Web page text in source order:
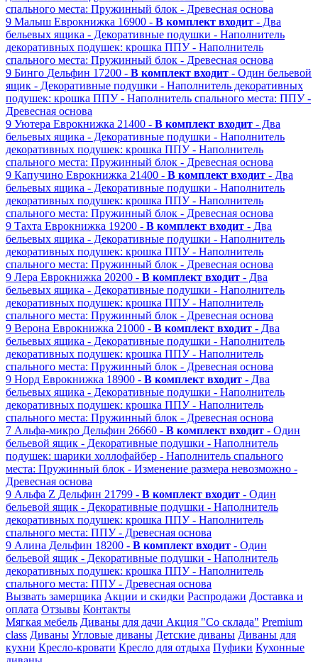
спального места: Пружинный блок - Древесная основа
9 Малыш Еврокнижка 16900 - В комплект входит - Два
бельевых ящика - Декоративные подушки - Наполнитель
декоративных подушек: крошка ППУ - Наполнитель
спального места: Пружинный блок - Древесная основа
9 Бинго Дельфин 17200 - В комплект входит - Один бельевой
ящик - Декоративные подушки - Наполнитель декоративных
подушек: крошка ППУ - Наполнитель спального места: ППУ -
Древесная основа
9 Уютера Еврокнижка 21400 - В комплект входит - Два
бельевых ящика - Декоративные подушки - Наполнитель
декоративных подушек: крошка ППУ - Наполнитель
спального места: Пружинный блок - Древесная основа
9 Капучино Еврокнижка 21400 - В комплект входит - Два
бельевых ящика - Декоративные подушки - Наполнитель
декоративных подушек: крошка ППУ - Наполнитель
спального места: Пружинный блок - Древесная основа
9 Тахта Еврокнижка 19200 - В комплект входит - Два
бельевых ящика - Декоративные подушки - Наполнитель
декоративных подушек: крошка ППУ - Наполнитель
спального места: Пружинный блок - Древесная основа
9 Лера Еврокнижка 20200 - В комплект входит - Два
бельевых ящика - Декоративные подушки - Наполнитель
декоративных подушек: крошка ППУ - Наполнитель
спального места: Пружинный блок - Древесная основа
9 Верона Еврокнижка 21000 - В комплект входит - Два
бельевых ящика - Декоративные подушки - Наполнитель
декоративных подушек: крошка ППУ - Наполнитель
спального места: Пружинный блок - Древесная основа
9 Норд Еврокнижка 18900 - В комплект входит - Два
бельевых ящика - Декоративные подушки - Наполнитель
декоративных подушек: крошка ППУ - Наполнитель
спального места: Пружинный блок - Древесная основа
7 Альфа-микро Дельфин 26660 - В комплект входит - Один
бельевой ящик - Декоративные подушки - Наполнитель
подушек: шарики холлофайбер - Наполнитель спального
места: Пружинный блок - Изменение размера невозможно -
Древесная основа
9 Альфа Z Дельфин 21799 - В комплект входит - Один
бельевой ящик - Декоративные подушки - Наполнитель
декоративных подушек: крошка ППУ - Наполнитель
спального места: ППУ - Древесная основа
9 Алина Дельфин 18200 - В комплект входит - Один
бельевой ящик - Декоративные подушки - Наполнитель
декоративных подушек: крошка ППУ - Наполнитель
спального места: ППУ - Древесная основа
Вызвать замерщика Акции и скидки Распродажи Доставка и
оплата Отзывы Контакты
Мягкая мебель Диваны для дачи Акция "Со склада" Premium
class Диваны Угловые диваны Детские диваны Диваны для
кухни Кресло-кровати Кресло для отдыха Пуфики Кухонные